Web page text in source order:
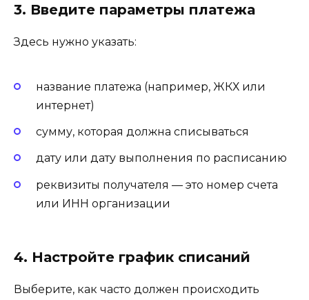
3. Введите параметры платежа
Здесь нужно указать:
название платежа (например, ЖКХ или
интернет)
сумму, которая должна списываться
дату или дату выполнения по расписанию
реквизиты получателя — это номер счета
или ИНН организации
4. Настройте график списаний
Выберите, как часто должен происходить